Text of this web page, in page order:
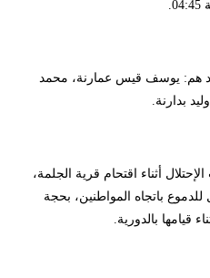
في بلدة يعبد هم: يوسف قيس عمارنة، محمد
بدارنة.
قوات الإحتلال أثناء اقتحام قرية الجلمة،
باتجاه المواطنين، بحجة
قيامها بالدورية.